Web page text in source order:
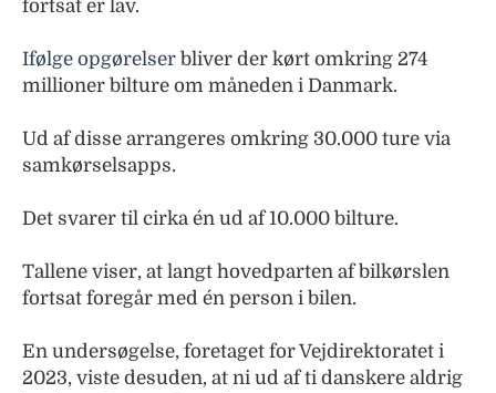
fortsat er lav.
Ifølge opgørelser bliver der kørt omkring 274
millioner bilture om måneden i Danmark.
Ud af disse arrangeres omkring 30.000 ture via
samkørselsapps.
Det svarer til cirka én ud af 10.000 bilture.
Tallene viser, at langt hovedparten af bilkørslen
fortsat foregår med én person i bilen.
En undersøgelse, foretaget for Vejdirektoratet i
2023, viste desuden, at ni ud af ti danskere aldrig